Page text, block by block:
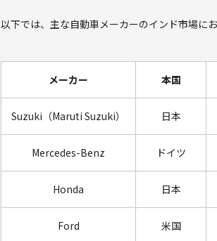
以下では、主な自動車メーカーのインド市場に
メーカー 本国
Suzuki（Maruti Suzuki） 日本
Mercedes-Benz ドイツ
Honda 日本
Ford 米国